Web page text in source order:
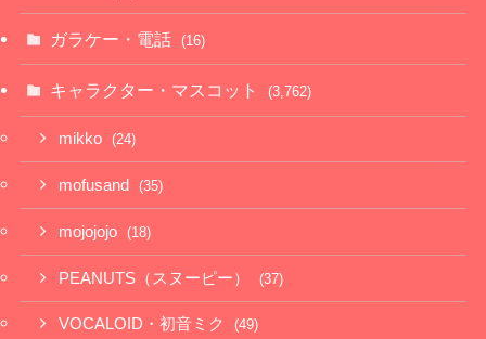
ガラケー・電話 (16)
キャラクター・マスコット (3,762)
mikko (24)
mofusand (35)
mojojojo (18)
PEANUTS（スヌーピー） (37)
VOCALOID・初音ミク (49)